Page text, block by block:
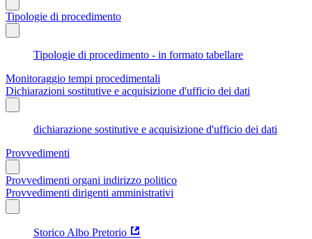
Tipologie di procedimento
Tipologie di procedimento - in formato tabellare
Monitoraggio tempi procedimentali
Dichiarazioni sostitutive e acquisizione d'ufficio dei dati
dichiarazione sostitutive e acquisizione d'ufficio dei dati
Provvedimenti
Provvedimenti organi indirizzo politico
Provvedimenti dirigenti amministrativi
Storico Albo Pretorio